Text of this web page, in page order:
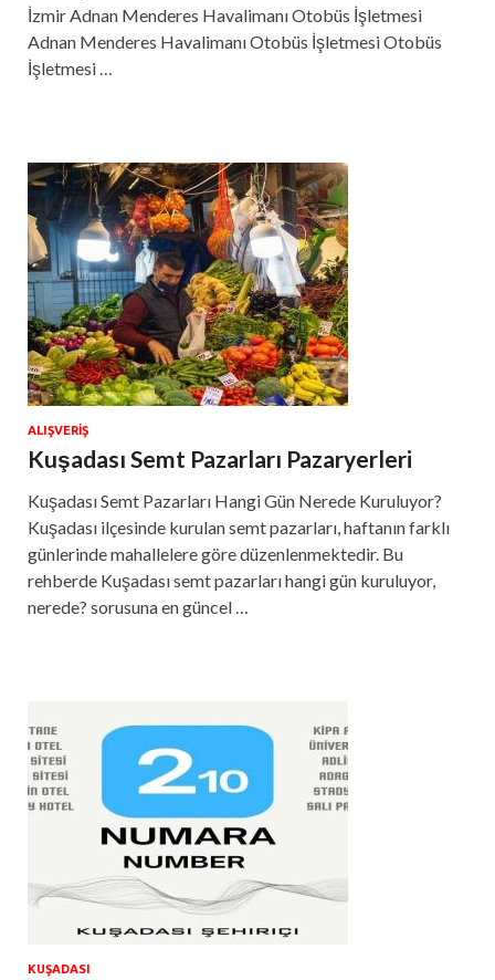
İzmir Adnan Menderes Havalimanı Otobüs İşletmesi
Adnan Menderes Havalimanı Otobüs İşletmesi Otobüs
İşletmesi …
ALIŞVERIŞ
Kuşadası Semt Pazarları Pazaryerleri
Kuşadası Semt Pazarları Hangi Gün Nerede Kuruluyor?
Kuşadası ilçesinde kurulan semt pazarları, haftanın farklı
günlerinde mahallelere göre düzenlenmektedir. Bu
rehberde Kuşadası semt pazarları hangi gün kuruluyor,
nerede? sorusuna en güncel …
KUŞADASI